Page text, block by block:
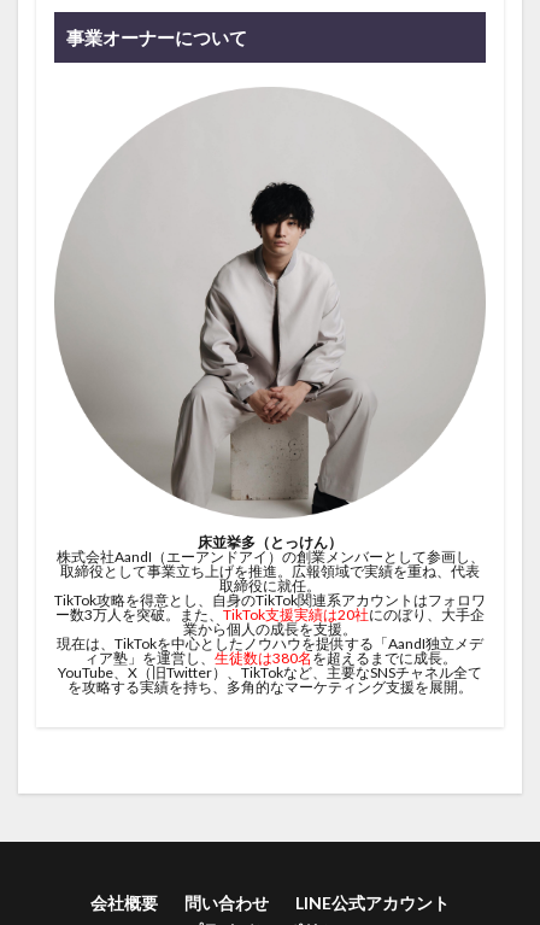
事業オーナーについて
床並挙多（とっけん）
株式会社AandI（エーアンドアイ）の創業メンバーとして参画し、
取締役として事業立ち上げを推進。広報領域で実績を重ね、代表
取締役に就任。
TikTok攻略を得意とし、自身のTikTok関連系アカウントはフォロワ
ー数3万人を突破。また、 TikTok支援実績は20社にのぼり、大手企
業から個人の成長を支援。
現在は、TikTokを中心としたノウハウを提供する「AandI独立メデ
ィア塾」を運営し、 生徒数は380名 を超えるまでに成長。
YouTube、X（旧Twitter）、TikTokなど、主要なSNSチャネル全て
を攻略する実績を持ち、多角的なマーケティング支援を展開。
会社概要 問い合わせ
LINE公式アカウント